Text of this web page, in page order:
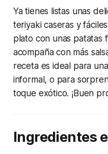
Ya tienes listas unas
teriyaki caseras y
plato con unas patatas
acompaña con más
receta es ideal para
informal, o para
toque exótico. ¡Buen
Ingredientes